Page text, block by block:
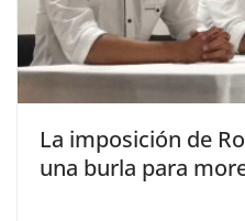
La imposición de
una burla para